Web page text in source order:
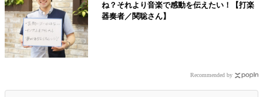
ね？それより音楽で感動を伝えたい！【打楽
器奏者／関聡さん】
Recommended by